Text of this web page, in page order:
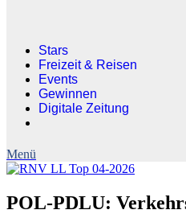
Stars
Freizeit & Reisen
Events
Gewinnen
Digitale Zeitung
POL-PDLU: